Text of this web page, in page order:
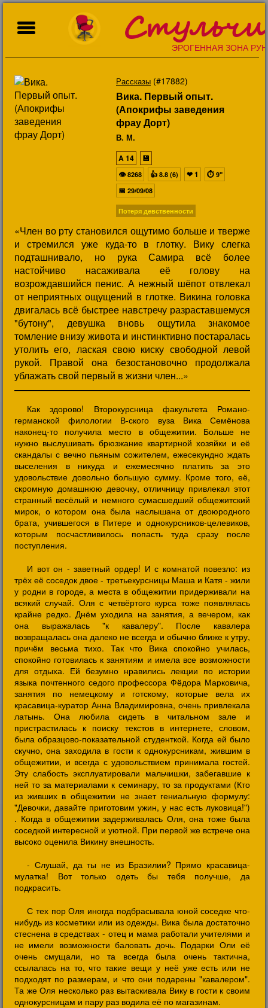
ЭРОГЕННАЯ ЗОНА
Рассказы (#17882)
Вика. Первый опыт.
(Апокрифы заведения
фрау Дорт)
В. М.
«Член во рту становился ощутимо больше и тверже
и стремился уже куда-то в глотку. Вику слегка
подташнивало, но рука Самира всё более
настойчиво насаживала её голову на
возрождавшийся пенис. А нежный шёпот отвлекал
от неприятных ощущений в глотке. Викина головка
двигалась всё быстрее навстречу разраставшемуся
"бутону", девушка вновь ощутила знакомое
томление внизу живота и инстинктивно постаралась
утолить его, лаская свою киску свободной левой
рукой. Правой она безостановочно продолжала
ублажать свой первый в жизни член...»
A14
💾
👁8268 👍 8.8 (6) ❤1 ⏱ 9"
📅 29/09/08
Потеря девственности
Как здорово! Второкурсница факультета Романо-
германской филологии В-ского вуза Вика Семёнова
наконец-то получила место в общежитии. Больше не
нужно выслушивать брюзжание квартирной хозяйки и её
скандалы с вечно пьяным сожителем, ежесекундно ждать
выселения в никуда и ежемесячно платить за это
удовольствие довольно большую сумму. Кроме того, её,
скромную домашнюю девочку, отличницу привлекал этот
странный весёлый и немного сумасшедший общежитский
мирок, о котором она была наслышана от двоюродного
брата, учившегося в Питере и однокурсников-целевиков,
которым посчастливилось попасть туда сразу после
поступления.
И вот он - заветный ордер! И с комнатой повезло: из
трёх её соседок двое - третьекурсницы Маша и Катя - жили
у родни в городе, а места в общежитии придерживали на
всякий случай. Оля с четвёртого курса тоже появлялась
крайне редко. Днём уходила на занятия, а вечером, как
она выражалась "к кавалеру". После кавалера
возвращалась она далеко не всегда и обычно ближе к утру,
причём весьма тихо. Так что Вика спокойно училась,
спокойно готовилась к занятиям и имела все возможности
для отдыха. Ей безумно нравились лекции по истории
языка почтенного седого профессора Фёдора Марковича,
занятия по немецкому и готскому, которые вела их
красавица-куратор Анна Владимировна, очень привлекала
латынь. Она любила сидеть в читальном зале и
пристрастилась к поиску текстов в интернете, словом,
была образцово-показательной студенткой. Когда ей было
скучно, она заходила в гости к однокурсникам, жившим в
общежитии, и всегда с удовольствием принимала гостей.
Эту слабость эксплуатировали мальчишки, забегавшие к
ней то за материалами к семинару, то за продуктами (Кто
из живших в общежитии не знает гениальную формулу:
"Девочки, давайте приготовим ужин, у нас есть луковица!")
. Когда в общежитии задерживалась Оля, она тоже была
соседкой интересной и уютной. При первой же встрече она
высоко оценила Викину внешность.
- Слушай, да ты не из Бразилии? Прямо красавица-
мулатка! Вот только одеть бы тебя получше, да
подкрасить.
С тех пор Оля иногда подбрасывала юной соседке что-
нибудь из косметики или из одежды. Вика была достаточно
стеснена в средствах - отец и мама работали учителями и
не имели возможности баловать дочь. Подарки Оли её
очень смущали, но та всегда была очень тактична,
ссылалась на то, что такие вещи у неё уже есть или не
подходят по размерам, и что они подарены "кавалером".
Та же Оля несколько раз вытаскивала Вику в гости к своим
однокурсницам и пару раз водила её по магазинам.